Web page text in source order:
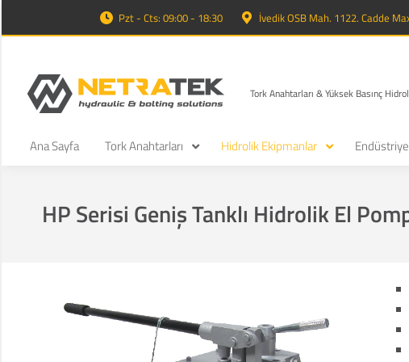
Pzt - Cts: 09:00 - 18:30 İvedik OSB Mah. 1122. Cadde
Tork Anahtarları & Yüksek Basınç
Ana Sayfa Tork Anahtarları Hidrolik Ekipmanlar
HP Serisi Geniş Tanklı Hidrolik El